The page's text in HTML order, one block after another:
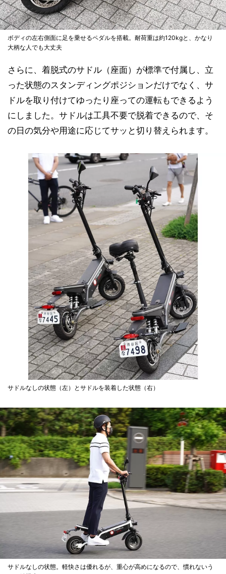
ボディの左右側面に足を乗せるペダルを搭載。耐荷重は約120kgと、かなり
大柄な人でも大丈夫
さらに、着脱式のサドル（座面）が標準で付属し、立
った状態のスタンディングポジションだけでなく、サ
ドルを取り付けてゆったり座っての運転もできるよう
にしました。サドルは工具不要で脱着できるので、そ
の日の気分や用途に応じてサッと切り替えられます。
サドルなしの状態（左）とサドルを装着した状態（右）
サドルなしの状態。軽快さは優れるが、重心が高めになるので、慣れないう